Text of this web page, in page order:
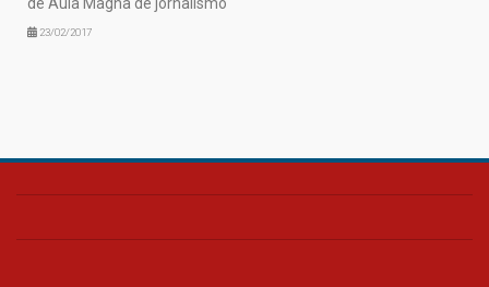
23/02/2017